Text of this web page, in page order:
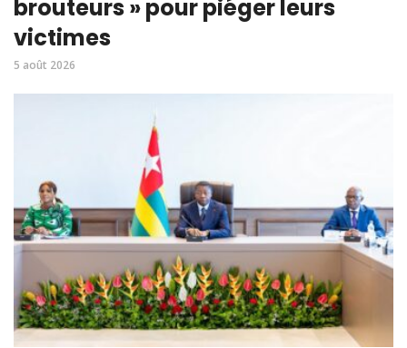
brouteurs » pour piéger leurs
victimes
5 août 2026